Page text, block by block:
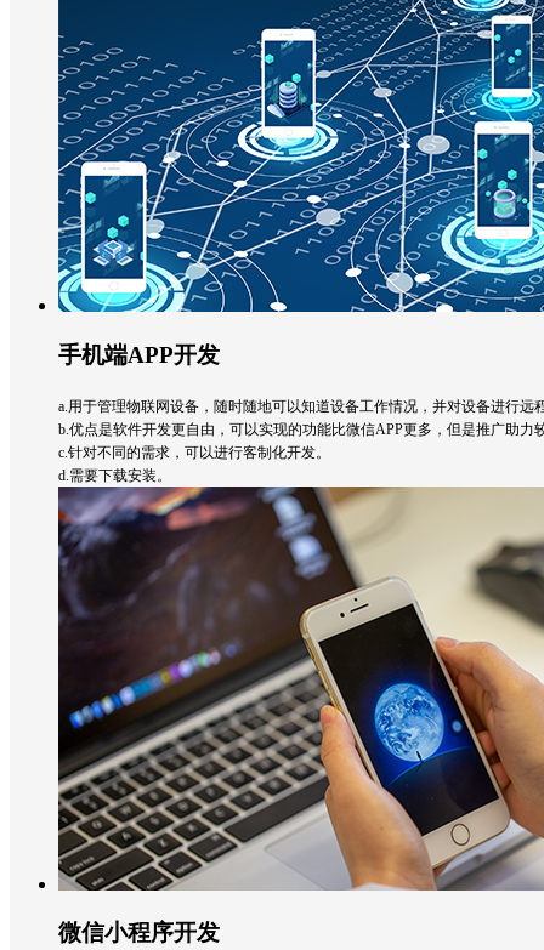
手机端APP开发
a.用于管理物联网设备，随时随地可以知道设备工作情况，并对设备进行远
b.优点是软件开发更自由，可以实现的功能比微信APP更多，但是推广助力
c.针对不同的需求，可以进行客制化开发。
d.需要下载安装。
微信小程序开发